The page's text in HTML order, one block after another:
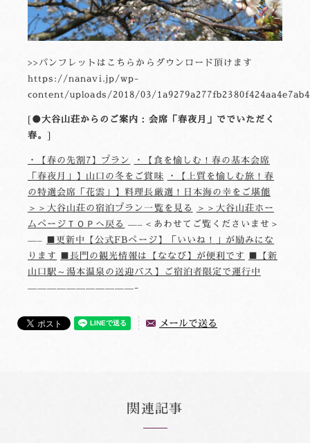
>>パンフレットはこちらからダウンロード頂けます
https://nanavi.jp/wp-
content/uploads/2018/03/
●大谷山荘からのご案内：会席「春夜月」ででいただく
春。
・【春の先割7】プラン
・【食を愉しむ！春の基本会席
「春夜月」】山口の冬をご賞味
・【上質を愉しむ旅！春
の特選会席「花雲」】料理長厳選！日本海の幸をご堪能
＞＞大谷山荘の宿泊プラン一覧を見る
＞＞大谷山荘ホー
ムページＴＯＰへ戻る —–＜あわせてご覧くださいませ＞
—– ■更新中【公式FBページ】「いいね！」が励みにな
ります ■長門の観光情報は【ななび】が便利です ■【新
山口駅～湯本温泉の送迎バス】ご宿泊者限定で運行中
———————————-
メールで送る
関連記事